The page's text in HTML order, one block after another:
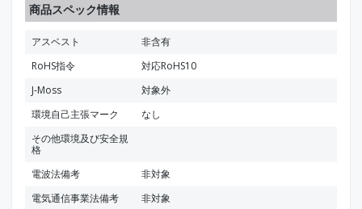
商品スペック情報
アスベスト
非含有
RoHS指令
対応RoHS10
J-Moss
対象外
環境自己主張マーク
なし
その他環境及び安全規
格
電波法備考
非対象
電気通信事業法備考
非対象